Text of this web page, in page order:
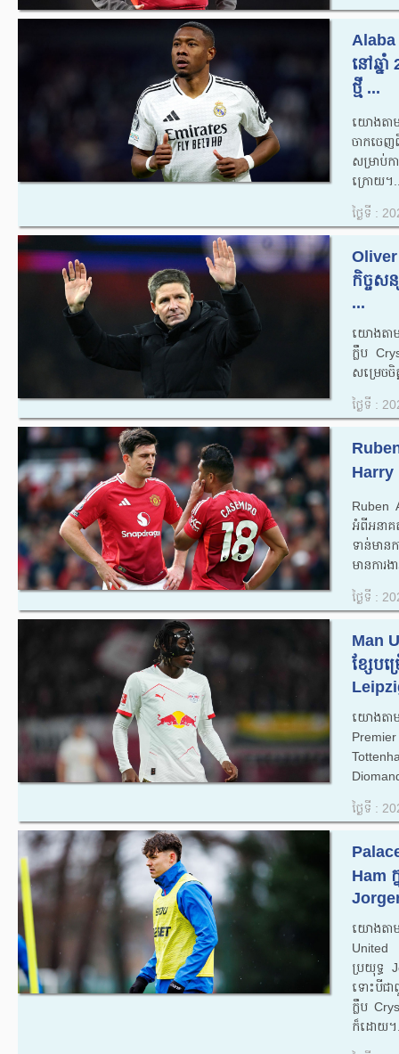
នៅឆ្នាំ
ថ្មី ...
យោងតា
ចាកចេញ
សម្រាប់ក
ក្រោយ។
ថ្ងៃទី :
Oliver
កិច្ចស
...
យោងតា
ក្លឹប
សម្រេចចិ
ថ្ងៃទី :
Harry
Ruben
អំពីអនា
ទាន់មាន
មានការង
ថ្ងៃទី :
Man
ខ្សែប
យោងតា
ថ្ងៃទី :
Ham
យោងតា
United
ប្រយុទ្ធ
ទោះបីជា
ក្លឹប
ក៏ដោយ។